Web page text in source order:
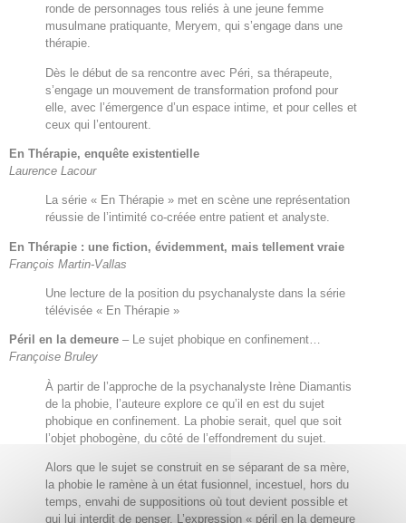
ronde de personnages tous reliés à une jeune femme
musulmane pratiquante, Meryem, qui s’engage dans une
thérapie.
Dès le début de sa rencontre avec Péri, sa thérapeute,
s’engage un mouvement de transformation profond pour
elle, avec l’émergence d’un espace intime, et pour celles et
ceux qui l’entourent.
En Thérapie, enquête existentielle
Laurence Lacour
La série « En Thérapie » met en scène une représentation
réussie de l’intimité co-créée entre patient et analyste.
En Thérapie : une fiction, évidemment, mais tellement vraie
François Martin-Vallas
Une lecture de la position du psychanalyste dans la série
télévisée « En Thérapie »
Péril en la demeure – Le sujet phobique en confinement…
Françoise Bruley
À partir de l’approche de la psychanalyste Irène Diamantis
de la phobie, l’auteure explore ce qu’il en est du sujet
phobique en confinement. La phobie serait, quel que soit
l’objet phobogène, du côté de l’effondrement du sujet.
Alors que le sujet se construit en se séparant de sa mère,
la phobie le ramène à un état fusionnel, incestuel, hors du
temps, envahi de suppositions où tout devient possible et
qui lui interdit de penser. L’expression « péril en la demeure